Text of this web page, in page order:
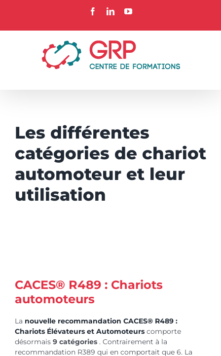
FacebookLinkedInYouTube
Les différentes
catégories de chariot
automoteur et leur
utilisation
CACES® R489 : Chariots
automoteurs
La nouvelle recommandation CACES® R489 :
Chariots Élévateurs et Automoteurs comporte
désormais 9 catégories . Contrairement à la
recommandation R389 qui en comportait que 6. La